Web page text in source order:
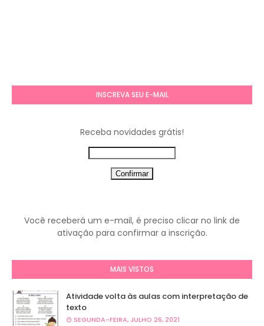
INSCREVA SEU E-MAIL
Receba novidades grátis!
Você receberá um e-mail, é preciso clicar no link de
ativação para confirmar a inscrição.
MAIS VISTOS
Atividade volta às aulas com interpretação de
texto
SEGUNDA-FEIRA, JULHO 26, 2021